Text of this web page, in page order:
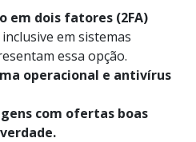
em dois fatores (2FA)
em sistemas
essa opção.
operacional e antivírus
com ofertas boas